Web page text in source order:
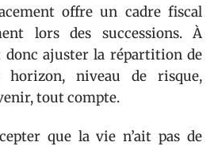
offre un cadre fiscal
lors des successions. À
donc ajuster la répartition de
horizon, niveau de risque,
tout compte.
que la vie n’ait pas de